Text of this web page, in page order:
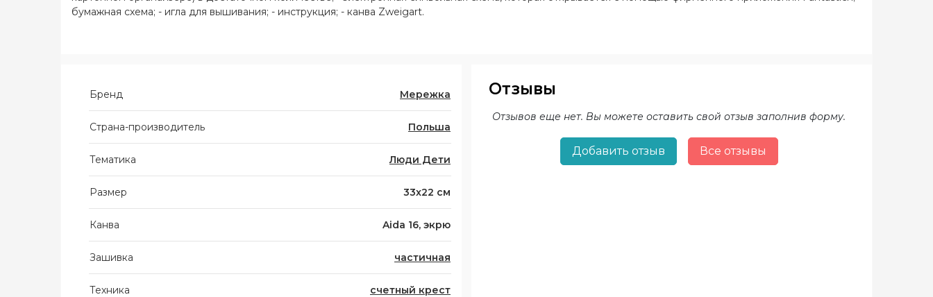
бумажная схема; - игла для вышивания; - инструкция; - канва Zweigart.
Бренд Мережка
Страна-производитель Польша
Тематика Люди Дети
Размер 33x22 см
Канва Aida 16, экрю
Зашивка частичная
Техника счетный крест
Отзывы
Отзывов еще нет. Вы можете оставить свой отзыв заполнив форму.
Добавить отзыв Все отзывы